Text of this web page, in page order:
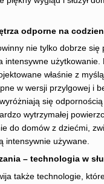
odporne na
nie tylko dobrze się
intensywne użytkowanie.
właśnie z
w wersji przylgowej i
się
wytrzymałej
do domów z dziećmi,
intensywnie używane.
– technologia w
także technologie,